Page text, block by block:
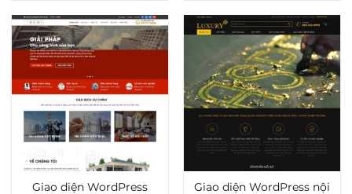
Giao diện WordPress Giao diện WordPress nội